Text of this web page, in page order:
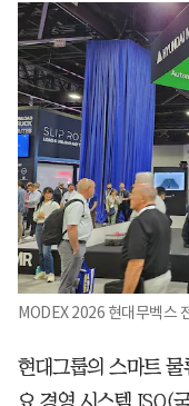
MODEX 2026 현대무벡스
현대그룹의 스마트
요 경영 시스템 ISO(